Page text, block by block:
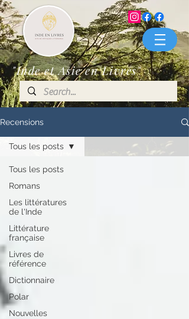
"Inde et Asie en Livres"
Recensions
Tous les posts
Romans
Les littératures
de l'Inde
Littérature
française
Livres de
référence
Dictionnaire
Polar
Nouvelles
Tous les posts